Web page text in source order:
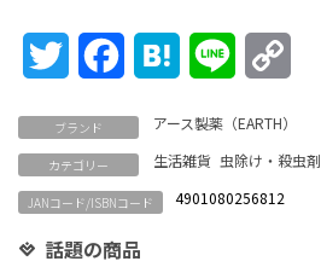
Twitter FacebookHatena Line
ブランド アース製薬（EARTH）
カテゴリー 生活雑貨 虫除け・殺虫剤
JANコード/ISBNコード 4901080256812
話題の商品